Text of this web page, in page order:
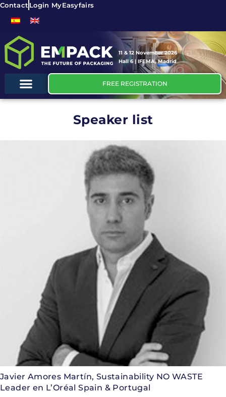
Contact Login MyEasyfairs
11 & 12 November 2026
Hall 6 | IFEMA, Madrid
FREE REGISTRATION
Speaker list
Javier Amores Martín, Sustainability NO WASTE
Leader en L’Oréal Spain & Portugal